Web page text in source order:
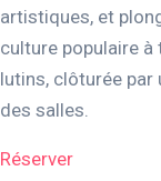
artistiques, et
culture populaire
lutins, clôturée par
des salles.
Réserver